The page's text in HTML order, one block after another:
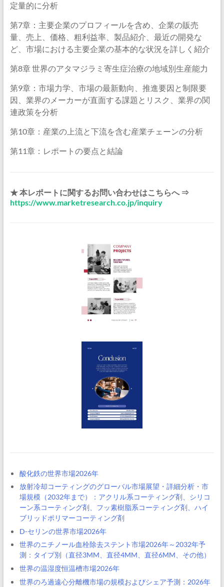
定量的に分析
第7章：主要企業のプロフィールを含め、企業の販売
量、売上、価格、粗利益率、製品紹介、最近の開発な
ど、市場における主要企業の基本的な状況を詳しく紹介
第8章 世界のアタマジラミ寄生症治療の地域別生産能力
第9章：市場力学、市場の最新動向、推進要因と制限要
因、業界のメーカーが直面する課題とリスク、業界の関
連政策を分析
第10章：産業の上流と下流を含む産業チェーンの分析
第11章：レポートの要点と結論
★ 本レポートに関するお問い合わせはこちらへ ⇒
https://www.marketresearch.co.jp/inquiry
酸化鉄の世界市場2026年
放射冷却コーティングのグローバル市場展望・詳細分析・市
場規模（2032年まで）：アクリル系コーティング剤、シリコ
ーン系コーティング剤、フッ素樹脂系コーティング剤、ハイ
ブリッドポリマーコーティング剤
D-セリンの世界市場2026年
世界のニチノール血栓除去ステント市場2026年～2032年予
測：タイプ別（直径3MM、直径4MM、直径6MM、その他）
世界の温湿度恒温槽市場2026年
世界のろ過遠心分離機市場の規模およびシェア予測：2026年